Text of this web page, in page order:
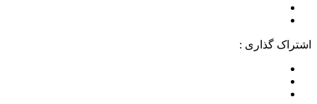
اشتراک گذاری :